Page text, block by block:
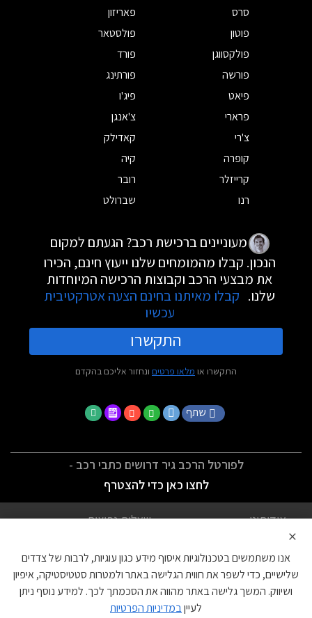
סרס
פאריזון
פוטון
פולסטאר
פולקסווגן
פורד
פורשה
פורתינג
פיאט
פיג'ו
פרארי
צ'אנגן
צ'רי
קאדילק
קופרה
קיה
קרייזלר
רובר
רנו
שברולט
מעוניינים ברכישת רכב? הגעתם למקום
הנכון. קבלו מהמומחים שלנו ייעוץ חינם, הכירו
את מבצעי הרכב וקבוצות הרכישה המיוחדות
שלנו. קבלו מאיתנו בחינם הצעה אטרקטיבית
עכשיו
התקשרו
התקשרו או מלאו פרטים ונחזור אליכם בהקדם
שתף
לפורטל הרכב גיר דרושים כתבי רכב -
לחצו כאן כדי להצטרף
אודותינו
שאלות נפוצות
הצהרת נגישות
צור קשר
עוגיות
×
אנו משתמשים בטכנולוגיות איסוף מידע כגון עוגיות, לרבות של צדדים
שלישיים, כדי לשפר את חווית הגלישה באתר ולמטרות סטטיסטיקה, איפיון
ושיווק. המשך גלישה באתר מהווה את הסכמתך לכך. למידע נוסף ניתן
לעייןבמדיניות הפרטיות